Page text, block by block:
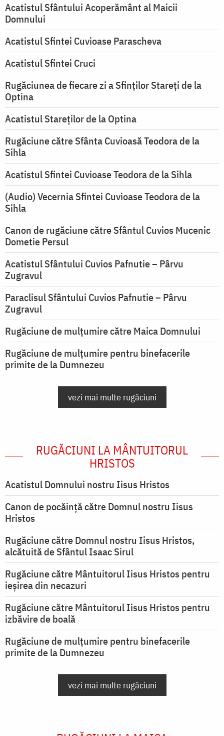
Acatistul Sfântului Acoperământ al Maicii
Domnului
Acatistul Sfintei Cuvioase Parascheva
Acatistul Sfintei Cruci
Rugăciunea de fiecare zi a Sfinților Stareți de la
Optina
Acatistul Stareţilor de la Optina
Rugăciune către Sfânta Cuvioasă Teodora de la
Sihla
Acatistul Sfintei Cuvioase Teodora de la Sihla
(Audio) Vecernia Sfintei Cuvioase Teodora de la
Sihla
Canon de rugăciune către Sfântul Cuvios Mucenic
Dometie Persul
Acatistul Sfântului Cuvios Pafnutie – Pârvu
Zugravul
Paraclisul Sfântului Cuvios Pafnutie – Pârvu
Zugravul
Rugăciune de mulţumire către Maica Domnului
Rugăciune de mulțumire pentru binefacerile
primite de la Dumnezeu
vezi mai multe rugăciuni
RUGĂCIUNI LA MÂNTUITORUL
HRISTOS
Acatistul Domnului nostru Iisus Hristos
Canon de pocăință către Domnul nostru Iisus
Hristos
Rugăciune către Domnul nostru Iisus Hristos,
alcătuită de Sfântul Isaac Sirul
Rugăciune către Mântuitorul Iisus Hristos pentru
ieşirea din necazuri
Rugăciune către Mântuitorul Iisus Hristos pentru
izbăvire de boală
Rugăciune de mulțumire pentru binefacerile
primite de la Dumnezeu
vezi mai multe rugăciuni